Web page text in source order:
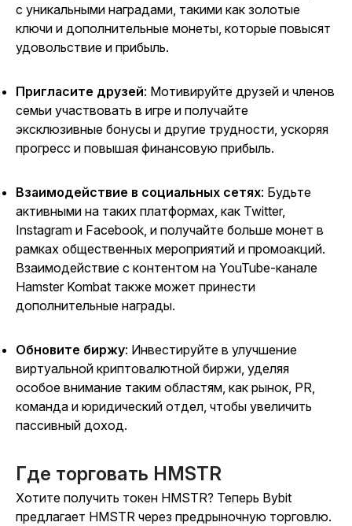
с уникальными наградами, такими как золотые
ключи и дополнительные монеты, которые повысят
удовольствие и прибыль.
Пригласите друзей: Мотивируйте друзей и членов
семьи участвовать в игре и получайте
эксклюзивные бонусы и другие трудности, ускоряя
прогресс и повышая финансовую прибыль.
Взаимодействие в социальных сетях: Будьте
активными на таких платформах, как Twitter,
Instagram и Facebook, и получайте больше монет в
рамках общественных мероприятий и промоакций.
Взаимодействие с контентом на YouTube-канале
Hamster Kombat также может принести
дополнительные награды.
Обновите биржу: Инвестируйте в улучшение
виртуальной криптовалютной биржи, уделяя
особое внимание таким областям, как рынок, PR,
команда и юридический отдел, чтобы увеличить
пассивный доход.
Где торговать HMSTR
Хотите получить токен HMSTR? Теперь Bybit
предлагает HMSTR через предрыночную торговлю.